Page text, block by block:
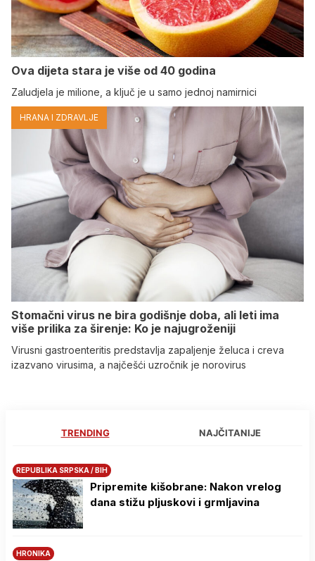
Ova dijeta stara je više od 40 godina
Zaludjela je milione, a ključ je u samo jednoj namirnici
HRANA I ZDRAVLJE
Stomačni virus ne bira godišnje doba, ali leti ima
više prilika za širenje: Ko je najugroženiji
Virusni gastroenteritis predstavlja zapaljenje želuca i creva
izazvano virusima, a najčešći uzročnik je norovirus
TRENDING NAJČITANIJE
REPUBLIKA SRPSKA / BIH
Pripremite kišobrane: Nakon vrelog
dana stižu pljuskovi i grmljavina
HRONIKA